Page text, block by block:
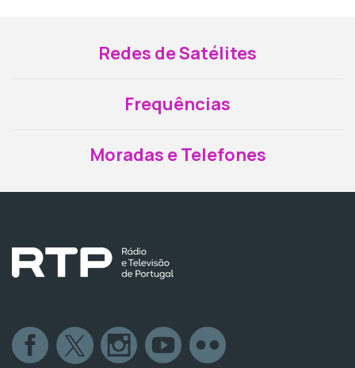
Redes de Satélites
Frequências
Moradas e Telefones